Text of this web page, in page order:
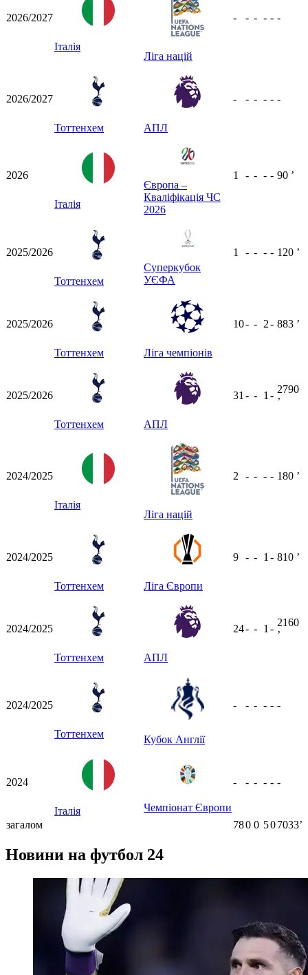
2026/2027
Італія
Ліга націй
- - - - - -
2026/2027
Тоттенхем АПЛ
- - - - - -
2026
Італія
Європа –
Кваліфікація ЧС
2026
1 - - - - 90 ʼ
2025/2026
Тоттенхем
Суперкубок
УЄФА
1 - - - - 120 ʼ
2025/2026
Тоттенхем Ліга чемпіонів
10- - 2- 883 ʼ
2025/2026
Тоттенхем АПЛ
31 - - 1 -
2790
ʼ
2024/2025
Італія
Ліга націй
2 - - - - 180 ʼ
2024/2025
Тоттенхем Ліга Європи
9 - - 1 - 810 ʼ
2024/2025
Тоттенхем АПЛ
24- - 1 -
2160
ʼ
2024/2025
Тоттенхем Кубок Англії
- - - - - -
2024
Італія Чемпіонат Європи
- - - - - -
загалом 780 0 507033ʼ
Новини на футбол 24